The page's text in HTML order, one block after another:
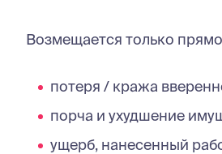
Возмещается только
потеря / кража
порча и ухудшение
ущерб, нанесенный